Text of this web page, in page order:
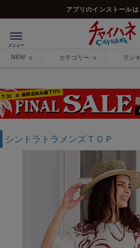
アプリのインストールは
NEW カテゴリー ラン
シントラトラメンズＴＯＰ